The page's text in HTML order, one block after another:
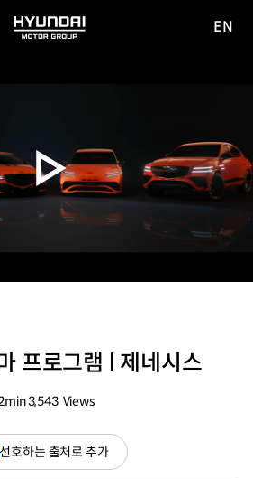
HYUNDAI
EN
프로그램 l 제네시스
3,543 Views
선호하는 출처로 추가(새
창